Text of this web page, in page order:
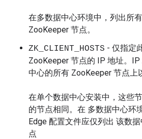
在多数据中心环境中，列出所
ZooKeeper 节点。
ZK_CLIENT_HOSTS - 仅指定
ZooKeeper 节点的 IP 地址。
中心的所有 ZooKeeper 节点上
在单个数据中心安装中，这些
的节点相同。在 多数据中心环
Edge 配置文件应仅列出 该数
点